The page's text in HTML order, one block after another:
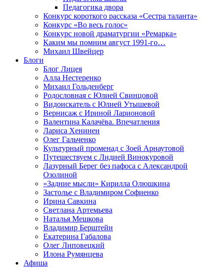
Педагогика двора
Конкурс короткого рассказа «Сестра таланта»
Конкурс «Во весь голос»
Конкурс новой драматургии «Ремарка»
Каким мы помним август 1991-го…
Михаил Швейцер
Блоги
Блог Лицея
Алла Нестеренко
Михаил Гольденберг
Родословная с Юлией Свинцовой
Видоискатель с Юлией Утышевой
Вернисаж с Ириной Ларионовой
Валентина Калачёва. Впечатления
Лариса Хенинен
Олег Гальченко
Культурный променад с Зоей Арнаутовой
Путешествуем с Лидией Винокуровой
Лазурный Берег без пафоса с Александрой
Озолиной
«Задние мысли» Кирилла Олюшкина
Застолье с Владимиром Софиенко
Ирина Савкина
Светлана Артемьева
Наталья Мешкова
Владимир Берштейн
Екатерина Габалова
Олег Липовецкий
Илона Румянцева
Афиша